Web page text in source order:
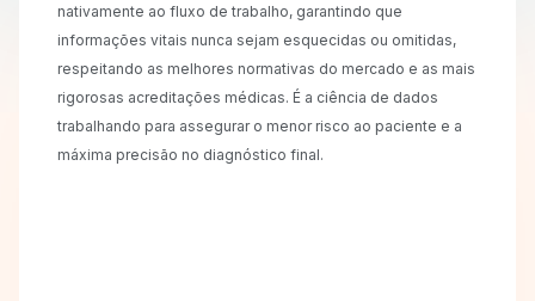
nativamente ao fluxo de trabalho, garantindo que
informações vitais nunca sejam esquecidas ou omitidas,
respeitando as melhores normativas do mercado e as mais
rigorosas acreditações médicas. É a ciência de dados
trabalhando para assegurar o menor risco ao paciente e a
máxima precisão no diagnóstico final.